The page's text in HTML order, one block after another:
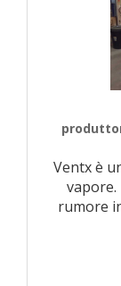
Ventx è
rumore